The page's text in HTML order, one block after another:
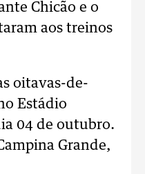
Chicão e o
aos treinos
oitavas-de-
Estádio
04 de outubro.
Grande,